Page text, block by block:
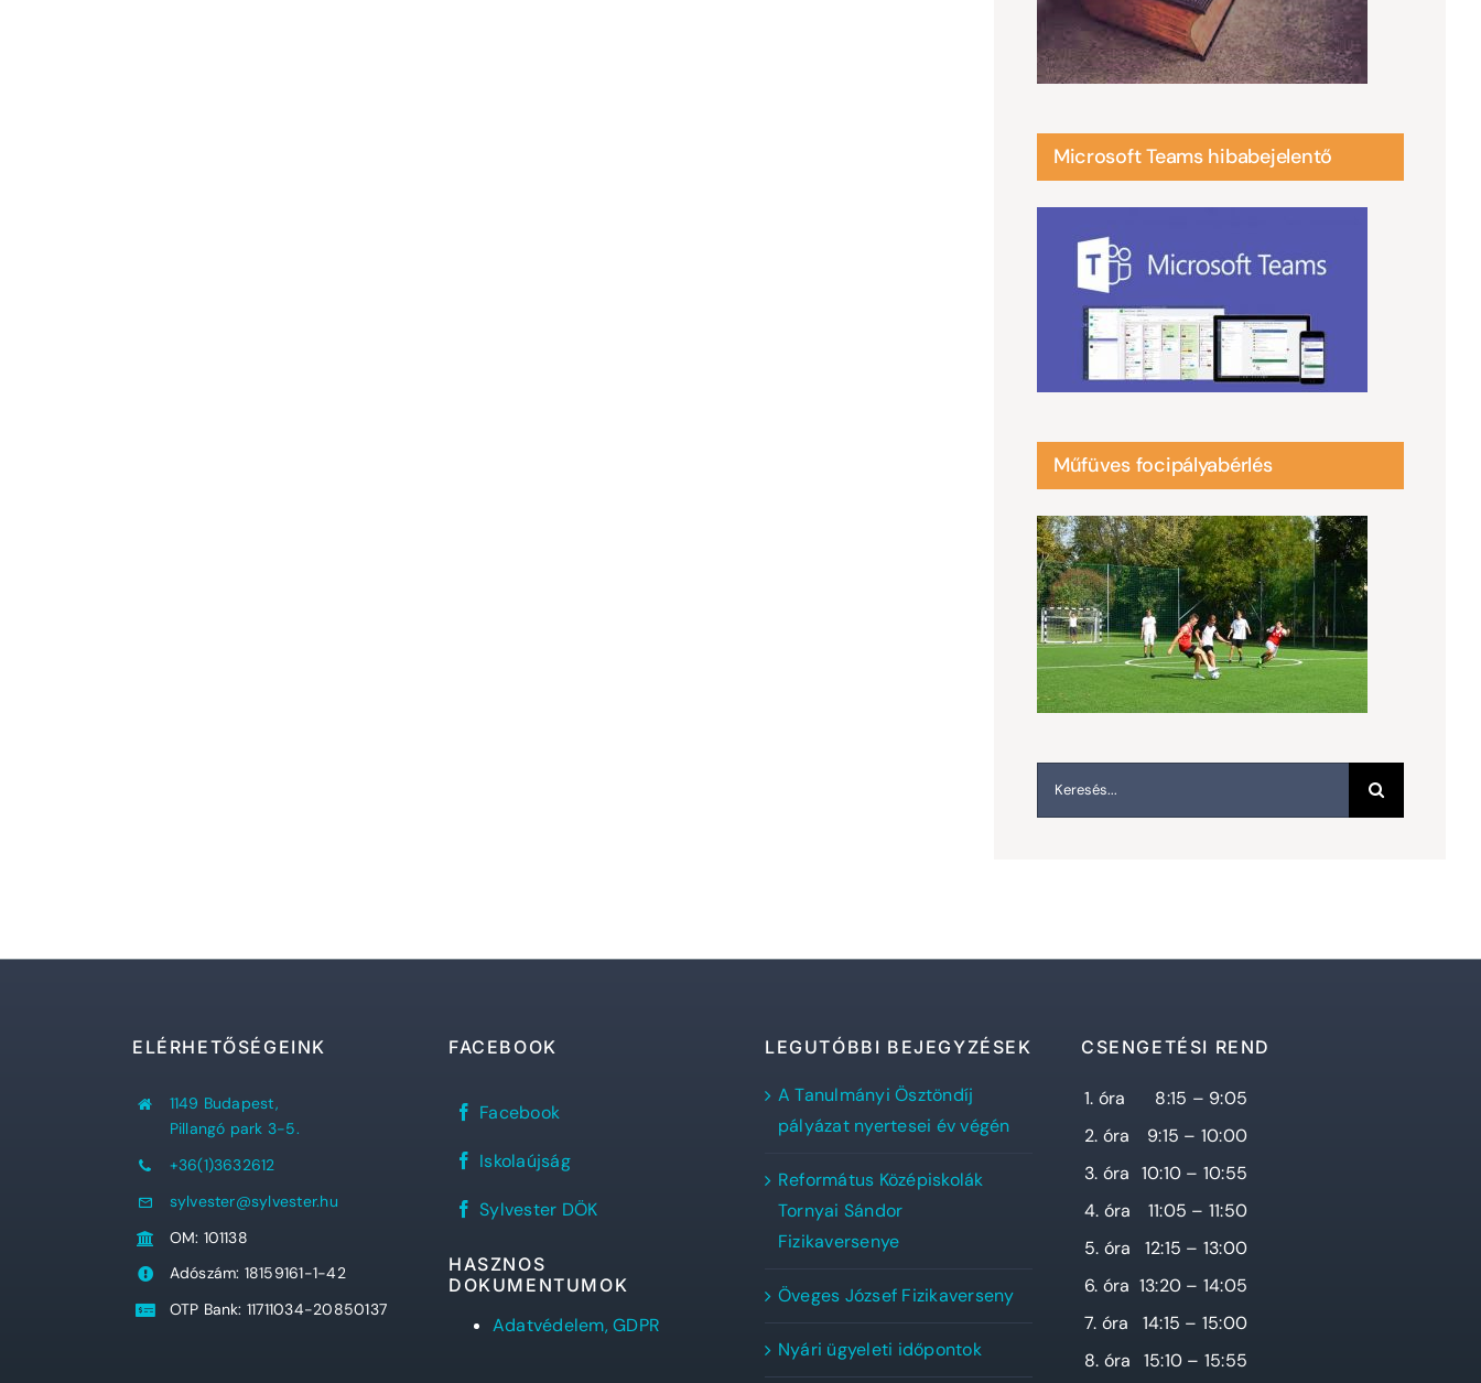
Microsoft Teams hibabejelentő
Műfüves focipályabérlés
ELÉRHETŐSÉGEINK
1149 Budapest,
Pillangó park 3-5.
+36(1)3632612
sylvester@sylvester.hu
OM: 101138
Adószám: 18159161-1-42
OTP Bank: 11711034-20850137
FACEBOOK
Sylvester
János
Gimnázium
facebook
Facebook
REFlex,
diáklapja
Iskolaújság
Sylvester
DÖK
oldala
Sylvester DÖK
HASZNOS
DOKUMENTUMOK
Adatvédelem, GDPR
LEGUTÓBBI BEJEGYZÉSEK
A Tanulmányi Ösztöndíj
pályázat nyertesei év végén
Református Középiskolák
Tornyai Sándor
Fizikaversenye
Öveges József Fizikaverseny
Nyári ügyeleti időpontok
CSENGETÉSI REND
1. óra
8:15 – 9:05
2. óra
9:15 – 10:00
3. óra 10:10 – 10:55
4. óra
11:05 – 11:50
5. óra
12:15 – 13:00
6. óra 13:20 – 14:05
7. óra
14:15 – 15:00
8. óra
15:10 – 15:55